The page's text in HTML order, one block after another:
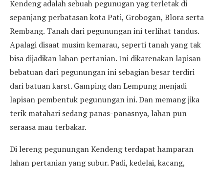
Kendeng adalah sebuah pegunugan yag terletak di
sepanjang perbatasan kota Pati, Grobogan, Blora serta
Rembang. Tanah dari pegunungan ini terlihat tandus.
Apalagi disaat musim kemarau, seperti tanah yang tak
bisa dijadikan lahan pertanian. Ini dikarenakan lapisan
bebatuan dari pegunungan ini sebagian besar terdiri
dari batuan karst. Gamping dan Lempung menjadi
lapisan pembentuk pegunungan ini. Dan memang jika
terik matahari sedang panas-panasnya, lahan pun
seraasa mau terbakar.
Di lereng pegunungan Kendeng terdapat hamparan
lahan pertanian yang subur. Padi, kedelai, kacang,